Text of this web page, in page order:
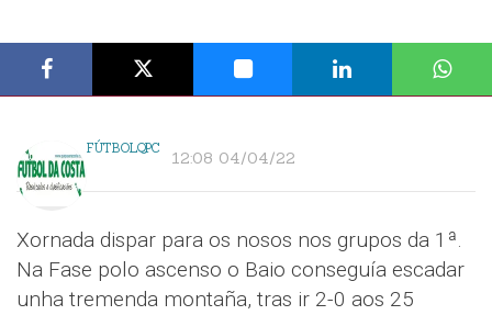
FÚTBOLQPC 12:08 04/04/22
Xornada dispar para os nosos nos grupos da 1ª.
Na Fase polo ascenso o Baio conseguía escadar
unha tremenda montaña, tras ir 2-0 aos 25